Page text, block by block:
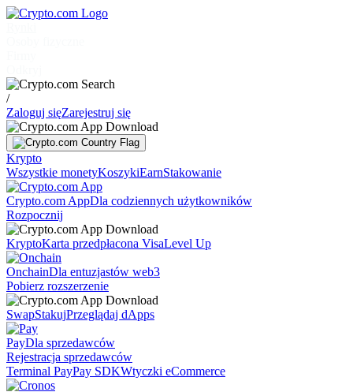
/
Zaloguj sięZarejestruj się
Krypto
Wszystkie monetyKoszykiEarnStakowanie
Crypto.com AppDla codziennych użytkowników
Rozpocznij
KryptoKarta przedpłacona VisaLevel Up
OnchainDla entuzjastów web3
Pobierz rozszerzenie
SwapStakujPrzeglądaj dApps
PayDla sprzedawców
Rejestracja sprzedawców
Terminal PayPay SDKWtyczki eCommerce